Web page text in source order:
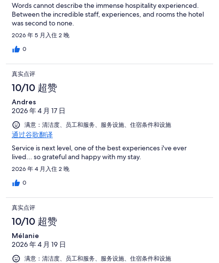
Words cannot describe the immense hospitality experienced.
Between the incredible staff, experiences, and rooms the hotel
was second to none.
2026 年 5 月入住 2 晚
0
真实点评
10/10 超赞
Andres
2026 年 4 月 17 日
满意：清洁度、员工和服务、服务设施、住宿条件和设施
通过谷歌翻译
Service is next level, one of the best experiences i've ever
lived... so grateful and happy with my stay.
2026 年 4 月入住 2 晚
0
真实点评
10/10 超赞
Mélanie
2026 年 4 月 19 日
满意：清洁度、员工和服务、服务设施、住宿条件和设施